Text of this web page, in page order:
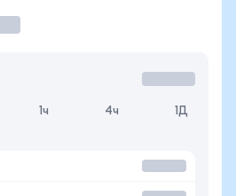
1ч 4ч 1Д